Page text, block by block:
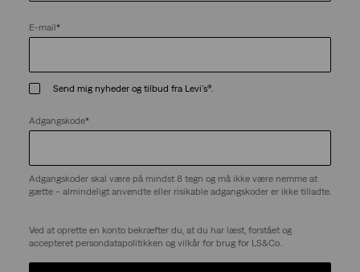
E-mail*
Send mig nyheder og tilbud fra Levi's®.
Adgangskode*
Adgangskoder skal være på mindst 8 tegn og må ikke være nemme at
gætte – almindeligt anvendte eller risikable adgangskoder er ikke tilladte.
Ved at oprette en konto bekræfter du, at du har læst, forstået og
accepteret persondatapolitikken og vilkår for brug for LS&Co.